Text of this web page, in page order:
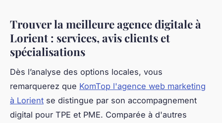
Trouver la meilleure agence digitale à
Lorient : services, avis clients et
spécialisations
Dès l’analyse des options locales, vous
remarquerez que KomTop l'agence web marketing
à Lorient se distingue par son accompagnement
digital pour TPE et PME. Comparée à d'autres